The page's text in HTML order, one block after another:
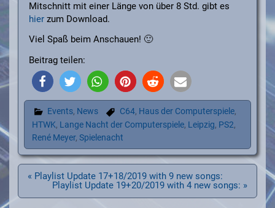
Mitschnitt mit einer Länge von über 8 Std. gibt es
hierzum Download.
Viel Spaß beim Anschauen! 🙂
Beitrag teilen:
Events, News C64, Haus der Computerspiele,
HTWK, Lange Nacht der Computerspiele, Leipzig, PS2,
René Meyer, Spielenacht
Beitragsnavigation
« Playlist Update 17+18/2019 with 9 new songs:
Playlist Update 19+20/2019 with 4 new songs: »